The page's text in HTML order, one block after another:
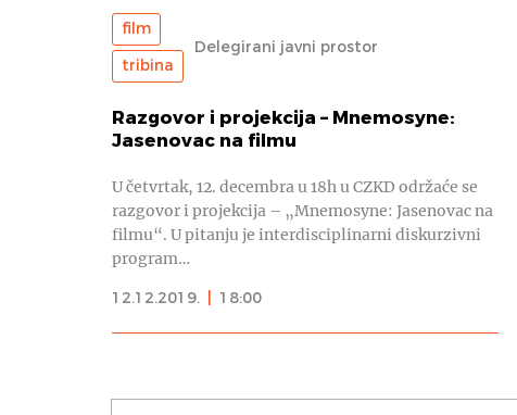
film
tribina
Delegirani javni prostor
Razgovor i projekcija – Mnemosyne:
Jasenovac na filmu
U četvrtak, 12. decembra u 18h u CZKD održaće se
razgovor i projekcija – „Mnemosyne: Jasenovac na
filmu“. U pitanju je interdisciplinarni diskurzivni
program…
12.12.2019.
18:00